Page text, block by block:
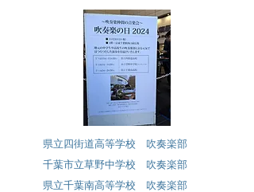
県立四街道高等学校 吹奏楽部
千葉市立草野中学校 吹奏楽部
県立千葉南高等学校 吹奏楽部